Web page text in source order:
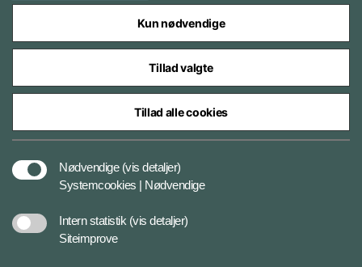
Linkedin
Kun nødvendige
Tillad valgte
Tillad alle cookies
Nødvendige (vis detaljer)
Systemcookies | Nødvendige
Intern statistik (vis detaljer)
Siteimprove